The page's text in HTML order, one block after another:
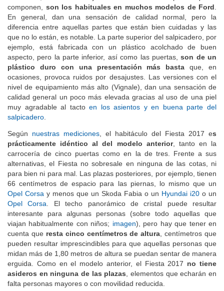
habitáculo, así como los ajustes entre las distintas piezas que lo
componen, son los habituales en muchos modelos de Ford.
En general, dan una sensación de calidad normal, pero la
diferencia entre aquellas partes que están bien cuidadas y las
que no lo están, es notable. La parte superior del salpicadero, por
ejemplo, está fabricada con un plástico acolchado de buen
aspecto, pero la parte inferior, así como las puertas,son de un
plástico duro con una presentación más bastaque, en
ocasiones, provoca ruidos por desajustes. Las versiones con el
nivel de equipamiento más alto (Vignale), dan una sensación de
calidad general un poco más elevada gracias al uso de una piel
muy agradable al tacto
Segúnnuestras mediciones , el habitáculo del Fiesta 2017 es
prácticamente idéntico al del modelo anterior
, tanto en la
carrocería de cinco puertas como en la de tres. Frente a sus
alternativas, el Fiesta no sobresale en ninguna de las cotas, ni
para bien ni para mal. Las plazas posteriores, por ejemplo, tienen
66 centímetros de espacio para las piernas, lo mismo que un
Opel Corsay menos que un Skoda Fabia o unHyundai i20o un
Opel Corsa
. El techo panorámico de cristal puede resultar
interesante para algunas personas (sobre todo aquellas que
viajan habitualmente con niños;imagen), pero hay que tener en
cuenta queresta cinco centímetros de altura, centímetros que
pueden resultar imprescindibles para que aquellas personas que
midan más de 1,80 metros de altura se puedan sentar de manera
erguida. Como en el modelo anterior, el Fiesta 2017no tiene
asideros en ninguna de las plazas, elementos que echarán en